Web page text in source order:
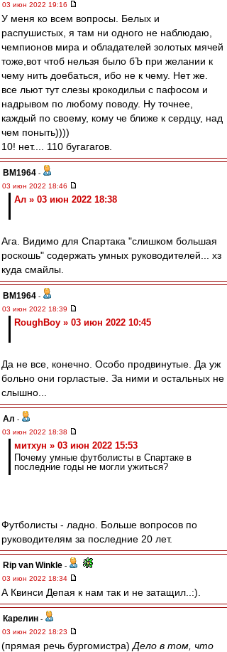
03 июн 2022 19:16
У меня ко всем вопросы. Белых и
распушистых, я там ни одного не наблюдаю,
чемпионов мира и обладателей золотых мячей
тоже,вот чтоб нельзя было бЪ при желании к
чему нить доебаться, ибо не к чему. Нет же.
все льют тут слезы крокодильи с пафосом и
надрывом по любому поводу. Ну точнее,
каждый по своему, кому че ближе к сердцу, над
чем поныть))))
10! нет.... 110 бугагагов.
BM1964 -
03 июн 2022 18:46
Ал » 03 июн 2022 18:38
Ага. Видимо для Спартака "слишком большая
роскошь" содержать умных руководителей... хз
куда смайлы.
BM1964 -
03 июн 2022 18:39
RoughBoy » 03 июн 2022 10:45
Да не все, конечно. Особо продвинутые. Да уж
больно они горластые. За ними и остальных не
слышно...
Ал -
03 июн 2022 18:38
митхун » 03 июн 2022 15:53
Почему умные футболисты в Спартаке в
последние годы не могли ужиться?
Футболисты - ладно. Больше вопросов по
руководителям за последние 20 лет.
Rip van Winkle -
03 июн 2022 18:34
А Квинси Депая к нам так и не затащил..:).
Карелин -
03 июн 2022 18:23
(прямая речь бургомистра) Дело в том, что